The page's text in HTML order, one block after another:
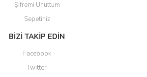
Şifremi Unuttum
Sepetiniz
BİZİ TAKİP EDİN
Facebook
Twitter